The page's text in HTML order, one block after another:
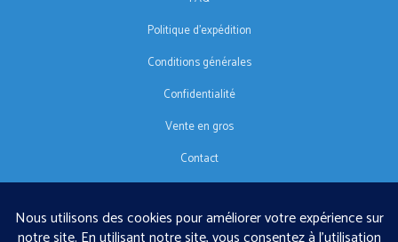
Politique d'expédition
Conditions générales
Confidentialité
Vente en gros
Contact
SUIVEZ-NOUS